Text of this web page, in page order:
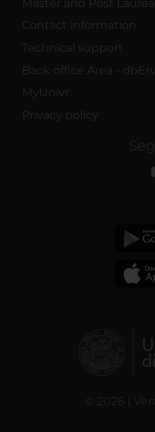
Master and Post
Contact information
Technical support
Back office Area -
MyUnivr
Privacy policy
© 2026 |